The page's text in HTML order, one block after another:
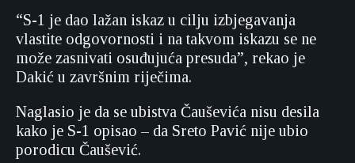
“S-1 je dao lažan iskaz u cilju izbjegavanja
vlastite odgovornosti i na takvom iskazu se ne
može zasnivati osuđujuća presuda”, rekao je
Dakić u završnim riječima.
Naglasio je da se ubistva Čauševića nisu desila
kako je S-1 opisao – da Sreto Pavić nije ubio
porodicu Čaušević.